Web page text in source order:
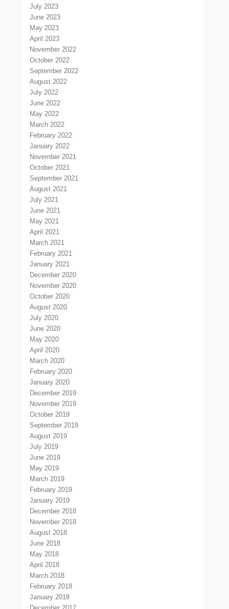
July 2023
June 2023
May 2023
April 2023
November 2022
October 2022
September 2022
August 2022
July 2022
June 2022
May 2022
March 2022
February 2022
January 2022
November 2021
October 2021
September 2021
August 2021
July 2021
June 2021
May 2021
April 2021
March 2021
February 2021
January 2021
December 2020
November 2020
October 2020
August 2020
July 2020
June 2020
May 2020
April 2020
March 2020
February 2020
January 2020
December 2019
November 2019
October 2019
September 2019
August 2019
July 2019
June 2019
May 2019
March 2019
February 2019
January 2019
December 2018
November 2018
August 2018
June 2018
May 2018
April 2018
March 2018
February 2018
January 2018